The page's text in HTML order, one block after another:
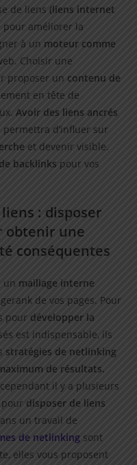
de liens (liens internet
pour améliorer la
à un moteur comme
Choisir une
proposer un contenu de
en tête de
Avoir des liens ancrés
permettra d’influer sur
et devenir visible.
backlinks pour vos
: disposer
obtenir une
conséquentes
un maillage interne
de vos pages. Pour
pour développer la
est indispensable, ils
stratégies de netlinking
de résultats.
il y a plusieurs
disposer de liens
un travail de
de netlinking sont
elles vous proposent